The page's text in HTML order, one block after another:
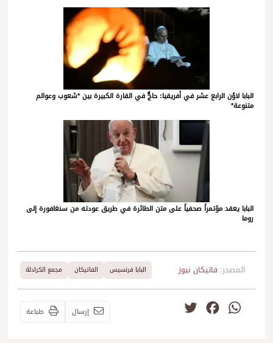
البابا لاوُن الرابع عشر في أفريقيا: حاجٌّ في القارة الكبيرة بين *شعوب وعوالم
متنوعة*
البابا يعقد مؤتمراً صحفياً على متن الطائرة في طريق عودته من سنغافورة إلى
روما
المصدر: فاتيكان نيوز البابا فرنسيس الفاتيكان مجمع الكرادلة
WhatsApp
Facebook إرسال طباعة